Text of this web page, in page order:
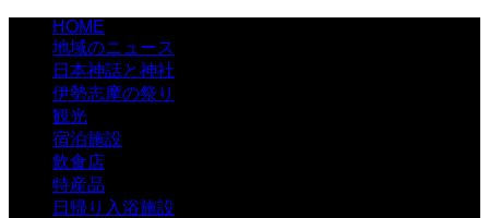
HOME
地域のニュース
日本神話と神社
伊勢志摩の祭り
観光
宿泊施設
飲食店
特産品
日帰り入浴施設